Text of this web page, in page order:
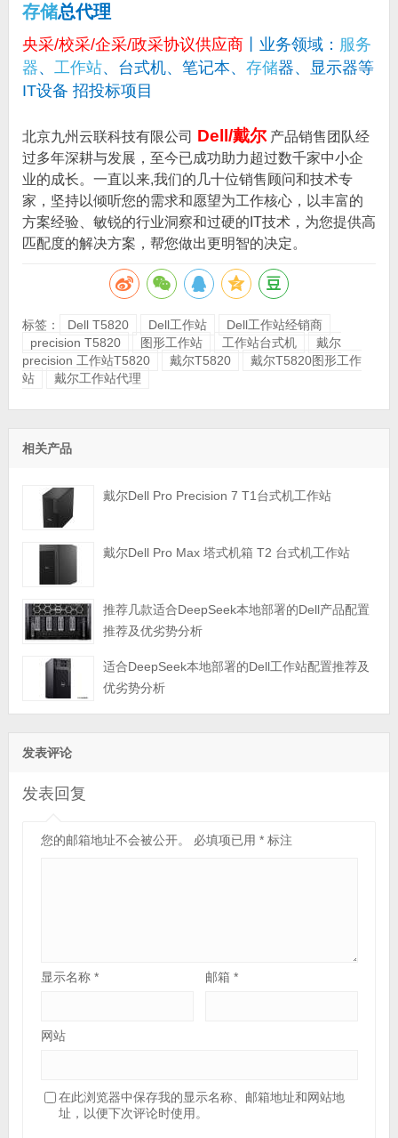
存储总代理
央采/校采/企采/政采协议供应商丨业务领域： 服务
器、 工作站、台式机、笔记本、 存储器、显示器等
IT设备 招投标项目
北京九州云联科技有限公司 Dell/戴尔 产品销售团队经
过多年深耕与发展，至今已成功助力超过数千家中小企
业的成长。一直以来,我们的几十位销售顾问和技术专
家，坚持以倾听您的需求和愿望为工作核心，以丰富的
方案经验、敏锐的行业洞察和过硬的IT技术，为您提供高
匹配度的解决方案，帮您做出更明智的决定。
标签： Dell T5820 Dell工作站
Dell工作站经销商
precision T5820
图形工作站 工作站台式机
戴尔
precision 工作站T5820
戴尔T5820
戴尔T5820图形工作
站
戴尔工作站代理
相关产品
戴尔Dell Pro Precision 7 T1台式机工作站
戴尔Dell Pro Max 塔式机箱 T2 台式机工作站
推荐几款适合DeepSeek本地部署的Dell产品配置
推荐及优劣势分析
适合DeepSeek本地部署的Dell工作站配置推荐及
优劣势分析
发表评论
发表回复
您的邮箱地址不会被公开。 必填项已用 *标注
显示名称 * 邮箱*
网站
在此浏览器中保存我的显示名称、邮箱地址和网站地
址，以便下次评论时使用。